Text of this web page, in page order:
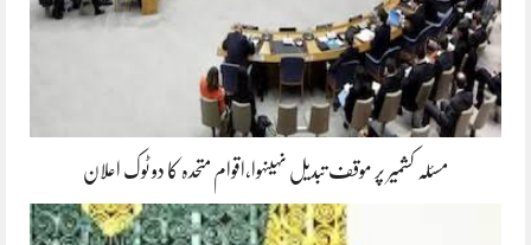
مسئلہ کشمیر پر موقف تبدیل نہیںہوا،اقوام متحدہ کا دو ٹوک اعلان